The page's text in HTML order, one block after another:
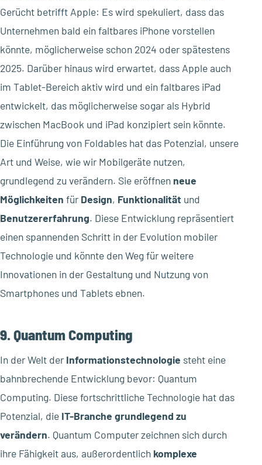
Gerücht betrifft Apple: Es wird spekuliert, dass das
Unternehmen bald ein faltbares iPhone vorstellen
könnte, möglicherweise schon 2024 oder spätestens
2025. Darüber hinaus wird erwartet, dass Apple auch
im Tablet-Bereich aktiv wird und ein faltbares iPad
entwickelt, das möglicherweise sogar als Hybrid
zwischen MacBook und iPad konzipiert sein könnte.
Die Einführung von Foldables hat das Potenzial, unsere
Art und Weise, wie wir Mobilgeräte nutzen,
grundlegend zu verändern. Sie eröffnen neue
Möglichkeiten für Design, Funktionalität und
Benutzererfahrung. Diese Entwicklung repräsentiert
einen spannenden Schritt in der Evolution mobiler
Technologie und könnte den Weg für weitere
Innovationen in der Gestaltung und Nutzung von
Smartphones und Tablets ebnen.
9. Quantum Computing
In der Welt der Informationstechnologie steht eine
bahnbrechende Entwicklung bevor: Quantum
Computing. Diese fortschrittliche Technologie hat das
Potenzial, die IT-Branche grundlegend zu
verändern. Quantum Computer zeichnen sich durch
ihre Fähigkeit aus, außerordentlich komplexe